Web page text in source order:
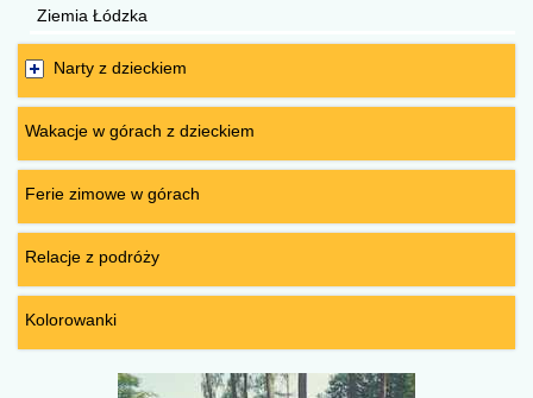
Ziemia Łódzka
Narty z dzieckiem
Wakacje w górach z dzieckiem
Ferie zimowe w górach
Relacje z podróży
Kolorowanki